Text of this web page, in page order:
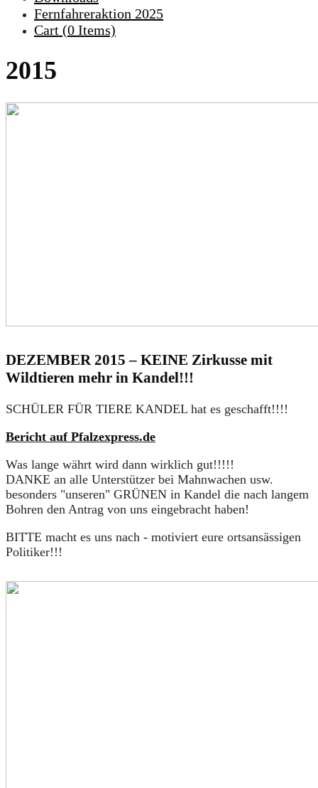
Fernfahreraktion 2025
Cart (0 Items)
2015
DEZEMBER 2015 – KEINE Zirkusse mit
Wildtieren mehr in Kandel!!!
SCHÜLER FÜR TIERE KANDEL hat es geschafft!!!!
Bericht auf Pfalzexpress.de
Was lange währt wird dann wirklich gut!!!!!
DANKE an alle Unterstützer bei Mahnwachen usw.
besonders "unseren" GRÜNEN in Kandel die nach langem
Bohren den Antrag von uns eingebracht haben!
BITTE macht es uns nach - motiviert eure ortsansässigen
Politiker!!!